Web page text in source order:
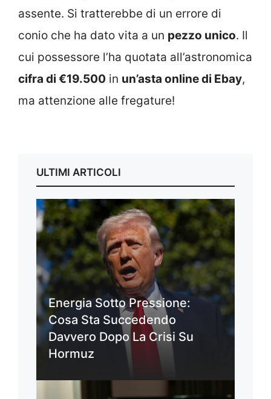
assente. Si tratterebbe di un errore di
conio che ha dato vita a un pezzo unico. Il
cui possessore l’ha quotata all’astronomica
cifra di €19.500 in un’asta online di Ebay,
ma attenzione alle fregature!
ULTIMI ARTICOLI
Energia Sotto Pressione:
Cosa Sta Succedendo
Davvero Dopo La Crisi Su
Hormuz